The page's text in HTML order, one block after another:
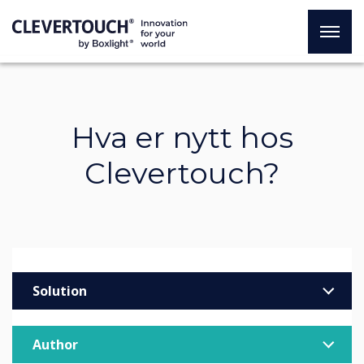
Hva er nytt hos
Clevertouch?
Solution
Author